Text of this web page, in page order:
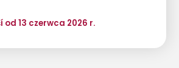
od 13 czerwca 2026 r.